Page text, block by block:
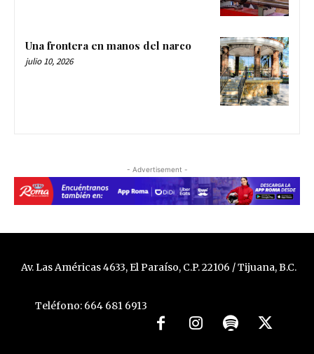
Una frontera en manos del narco
julio 10, 2026
- Advertisement -
Av. Las Américas 4633, El Paraíso, C.P. 22106 / Tijuana, B.C.
Teléfono: 664 681 6913